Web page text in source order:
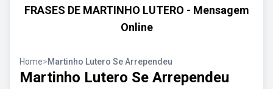
FRASES DE MARTINHO LUTERO - Mensagem
Online
Home>Martinho Lutero Se Arrependeu
Martinho Lutero Se Arrependeu